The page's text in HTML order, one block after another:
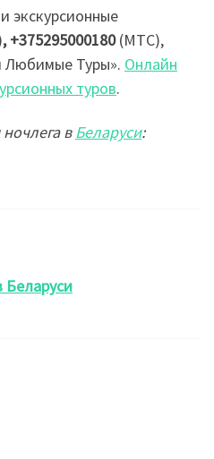
экскурсионные
, +375295000180(МТС),
Любимые Туры». Онлайн
туров.
вБеларуси: